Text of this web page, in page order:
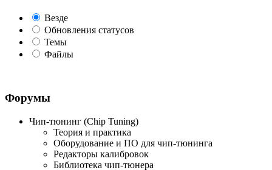
Везде
Обновления статусов
Темы
Файлы
Форумы
Чип-тюнинг (Chip Tuning)
Теория и практика
Оборудование и ПО для чип-тюнинга
Редакторы калибровок
Библиотека чип-тюнера